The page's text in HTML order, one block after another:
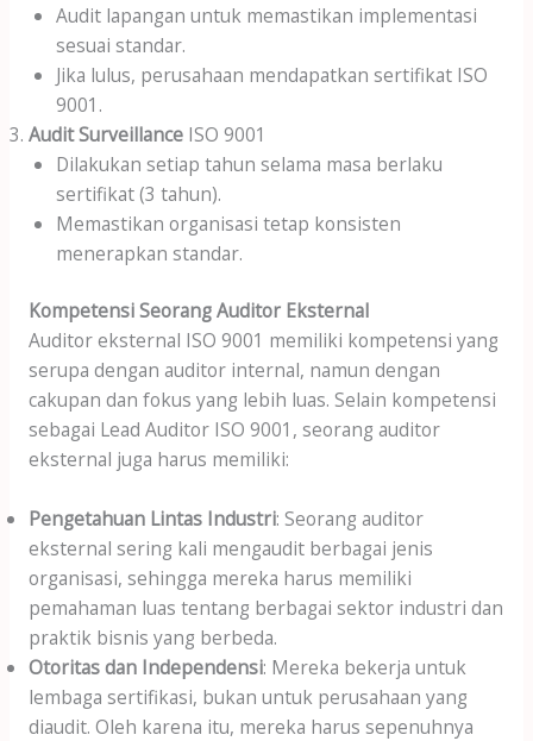
Audit lapangan untuk memastikan implementasi
sesuai standar.
Jika lulus, perusahaan mendapatkan sertifikat ISO
9001.
Audit SurveillanceISO 9001
Dilakukan setiap tahun selama masa berlaku
sertifikat (3 tahun).
Memastikan organisasi tetap konsisten
menerapkan standar.
Kompetensi Seorang Auditor Eksternal
Auditor eksternal ISO 9001 memiliki kompetensi yang
serupa dengan auditor internal, namun dengan
cakupan dan fokus yang lebih luas. Selain kompetensi
sebagai Lead Auditor ISO 9001, seorang auditor
eksternal juga harus memiliki:
Pengetahuan Lintas Industri: Seorang auditor
eksternal sering kali mengaudit berbagai jenis
organisasi, sehingga mereka harus memiliki
pemahaman luas tentang berbagai sektor industri dan
praktik bisnis yang berbeda.
Otoritas dan Independensi: Mereka bekerja untuk
lembaga sertifikasi, bukan untuk perusahaan yang
diaudit. Oleh karena itu, mereka harus sepenuhnya